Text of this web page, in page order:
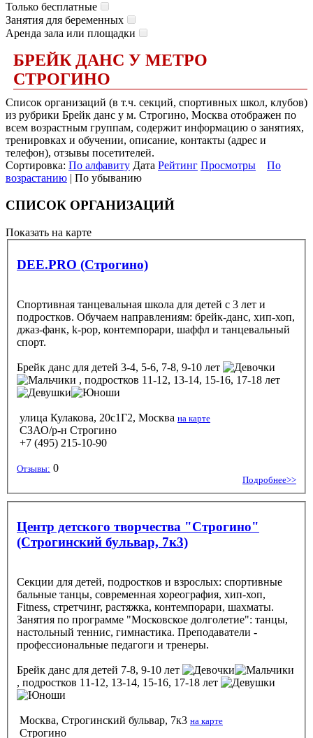
Только бесплатные
Занятия для беременных
Аренда зала или площадки
БРЕЙК ДАНС У МЕТРО
СТРОГИНО
Список организаций (в т.ч. секций, спортивных школ, клубов)
из рубрики Брейк данс у м. Строгино, Москва отображен по
всем возрастным группам, содержит информацию о занятиях,
тренировках и обучении, описание, контакты (адрес и
телефон), отзывы посетителей.
Сортировка: По алфавиту Дата Рейтинг Просмотры
По
возрастанию | По убыванию
СПИСОК ОРГАНИЗАЦИЙ
Показать на карте
DEE.PRO (Строгино)
Спортивная танцевальная школа для детей с 3 лет и
подростков. Обучаем направлениям: брейк-данс, хип-хоп,
джаз-фанк, k-pop, контемпорари, шаффл и танцевальный
спорт.
Брейк данс для детей 3-4, 5-6, 7-8, 9-10 лет
, подростков 11-12, 13-14, 15-16, 17-18 лет
улица Кулакова, 20с1Г2, Москва на карте
СЗАО/р-н Строгино
+7 (495) 215-10-90
Отзывы: 0
Подробнее>>
Центр детского творчества "Строгино"
(Строгинский бульвар, 7к3)
Секции для детей, подростков и взрослых: спортивные
бальные танцы, современная хореография, хип-хоп,
Fitness, стретчинг, растяжка, контемпорари, шахматы.
Занятия по программе "Московское долголетие": танцы,
настольный теннис, гимнастика. Преподаватели -
профессиональные педагоги и тренеры.
Брейк данс для детей 7-8, 9-10 лет
, подростков 11-12, 13-14, 15-16, 17-18 лет
Москва, Строгинский бульвар, 7к3 на карте
Строгино